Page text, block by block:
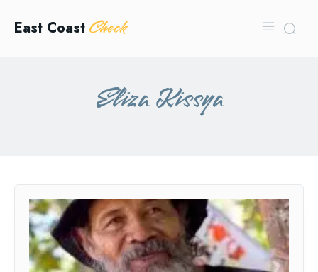
East Coast Check
Eliza Kissya